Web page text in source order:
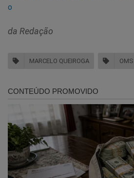
o
da Redação
MARCELO QUEIROGA OMS